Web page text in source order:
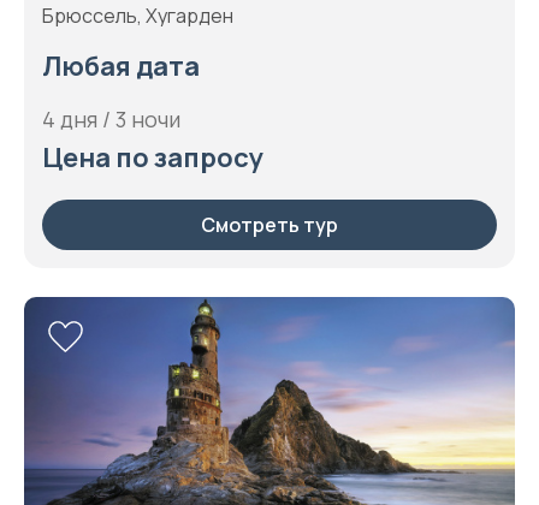
Брюссель, Хугарден
Любая дата
4 дня / 3 ночи
Цена по запросу
Смотреть тур